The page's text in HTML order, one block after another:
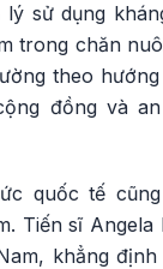
lý sử dụng
trong chăn
theo
đồng và
quốc tế
Tiến sĩ
khẳng